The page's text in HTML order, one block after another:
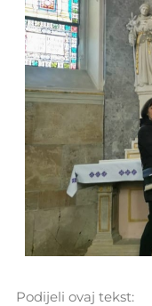
Podijeli ovaj tekst: